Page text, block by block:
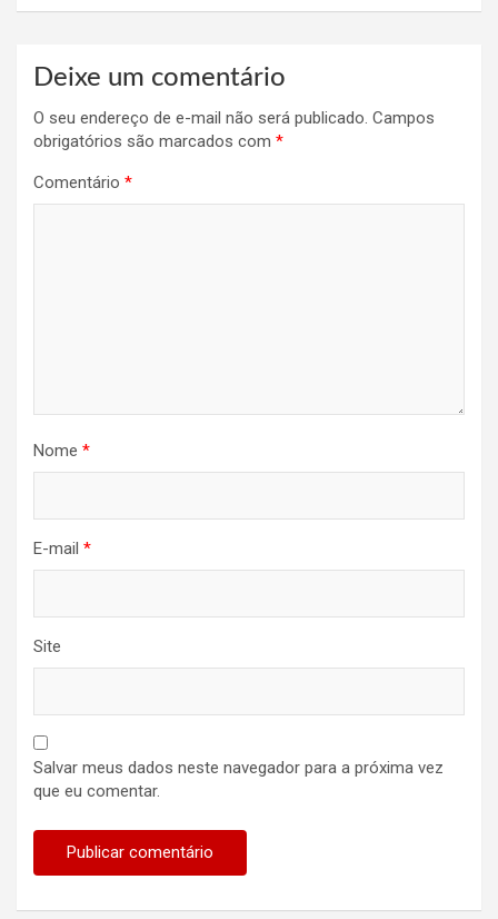
Deixe um comentário
O seu endereço de e-mail não será publicado. Campos
obrigatórios são marcados com *
Comentário *
Nome *
E-mail *
Site
Salvar meus dados neste navegador para a próxima vez
que eu comentar.